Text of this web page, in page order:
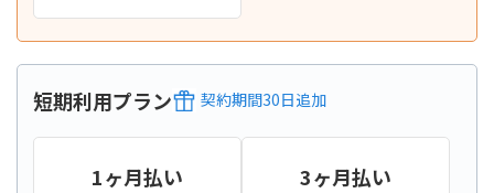
短期利用プラン 契約期間30日追加
1ヶ月払い 3ヶ月払い